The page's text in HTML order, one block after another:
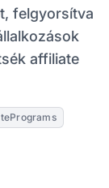
felgyorsítva
affiliate